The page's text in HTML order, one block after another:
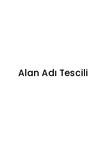
Alan Adı Tescili